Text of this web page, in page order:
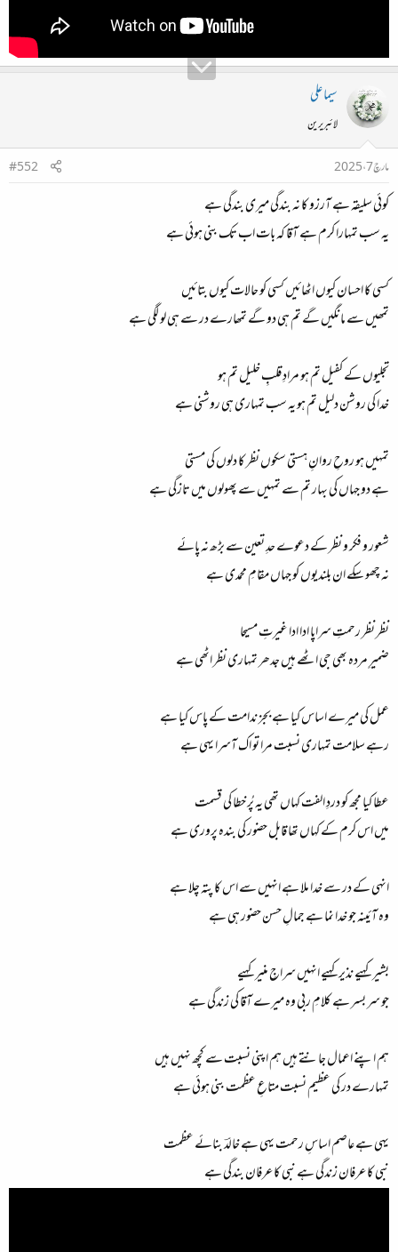
سیما علی
لائبریرین
مارچ 7، 2025
#552
کوئی سلیقہ ہے آرزو کا نہ بندگی میری بندگی ہے
یہ سب تمہارا کرم ہے آقا کہ بات اب تک بنی ہوئی ہے
کسی کا احسان کیوں اٹھائیں کسی کو حالات کیوں بتائیں
تمھیں سے مانگیں گے تم ہی دو گے تمھارے در سے ہی لو لگی ہے
تجلیوں کے کفیل تم ہو مرادِ قلبِ خلیل تم ہو
خدا کی روشن دلیل تم ہو یہ سب تمہاری ہی روشنی ہے
تمہیں ہو روحِ روانِ ہستی سکوں نظر کا دلوں کی مستی
ہے دو جہاں کی بہار تم سے تمہیں سے پھولوں میں تازگی ہے
شعور و فکر و نظر کے دعوے حدِ تعین سے بڑھ نہ پائے
نہ چھو سکے ان بلندیوں کو جہاں مقامِ محمدی ہے
نظر نظر رحمتِ سراپا ادا ادا غیرتِ مسیحا
ضمیرِ مردہ بھی جی اٹھے ہیں جدھر تمہاری نظر اٹھی ہے
عمل کی میرے اساس کیا ہے بجز ندامت کے پاس کیا ہے
رہے سلامت تمہاری نسبت مرا تو اک آسرا یہی ہے
عطا کیا مجھ کو دردِ الفت کہاں تھی یہ پُر خطا کی قسمت
میں اس کرم کے کہاں تھا قابل حضور کی بندہ پروری ہے
انہی کے در سے خدا ملا ہے انہیں سے اس کا پتہ چلا ہے
وہ آئینہ جو خدا نما ہے جمالِ حسن حضور ہی ہے
بشیر کہیے نذیر کہیے انہیں سراجِ منیر کہیے
جو سر بسر ہے کلامِ ربی وہ میرے آقا کی زندگی ہے
ہم اپنے اعمال جانتے ہیں ہم اپنی نسبت سے کچھ نہیں ہیں
تمہارے در کی عظیم نسبت متاعِ عظمت بنی ہوئی ہے
یہی ہے عاصم اساسِ رحمت یہی ہے خالدؔ بنائے عظمت
نبی کا عرفان زندگی ہے نبی کا عرفان بندگی ہے